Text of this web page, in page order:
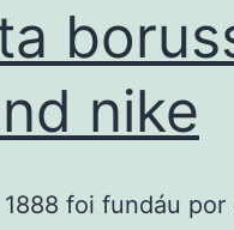
nike
foi fundáu